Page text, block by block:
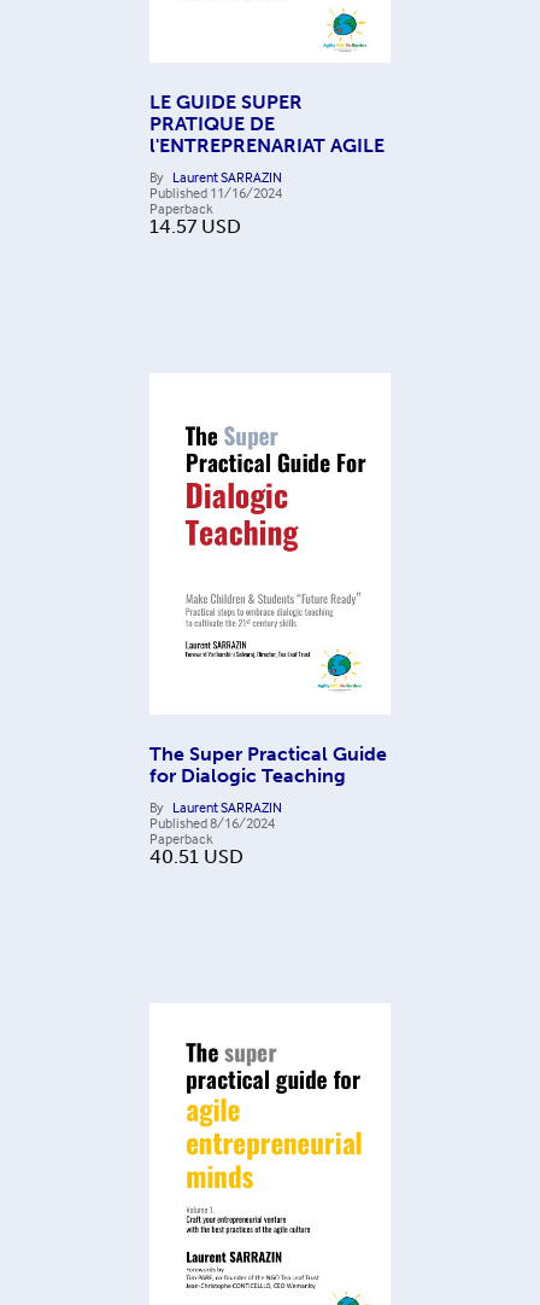
LE GUIDE SUPER
PRATIQUE DE
l'ENTREPRENARIAT AGILE
By Laurent SARRAZIN
Published 11/16/2024
Paperback
14.57 USD
The Super Practical Guide
for Dialogic Teaching
By Laurent SARRAZIN
Published8/16/2024
Paperback
40.51 USD